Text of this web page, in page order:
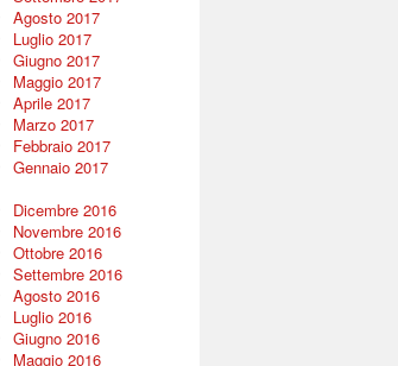
Agosto 2017
Luglio 2017
Giugno 2017
Maggio 2017
Aprile 2017
Marzo 2017
Febbraio 2017
Gennaio 2017
Dicembre 2016
Novembre 2016
Ottobre 2016
Settembre 2016
Agosto 2016
Luglio 2016
Giugno 2016
Maggio 2016